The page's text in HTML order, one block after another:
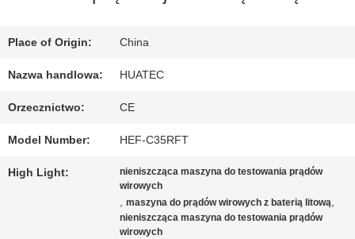
FABRYCE
KONTROLA
JAKOŚCI
Place of Origin: China
Nazwa handlowa: HUATEC
Orzecznictwo: CE
Model Number: HEF-C35RFT
High Light:
nieniszcząca maszyna do testowania prądów
wirowych
,maszyna do prądów wirowych z baterią litową,
nieniszcząca maszyna do testowania prądów
wirowych